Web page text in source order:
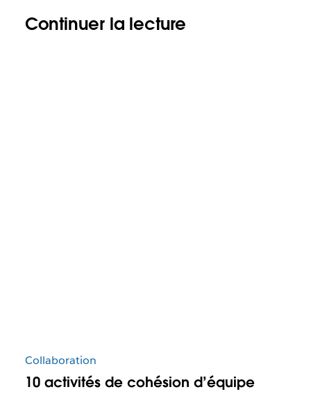
Continuer la lecture
Collaboration
10 activités de cohésion d’équipe